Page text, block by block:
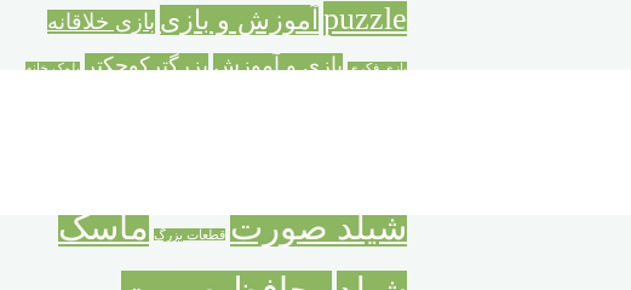
puzzle آموزش و بازی بازی خلاقانه
بازی فکری بازی و آموزش بزرگترکوچکتر بلوک خانه
شیلد صورت قطعات بزرگ ماسک